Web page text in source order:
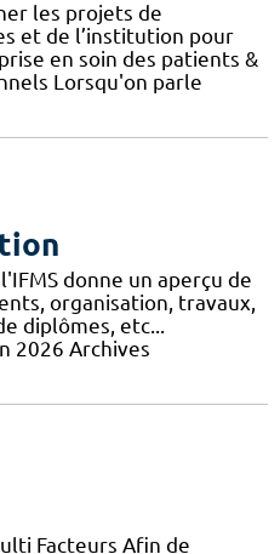
les projets de
et de l’institution pour
en soin des patients &
Lorsqu'on parle
donne un aperçu de
organisation, travaux,
diplômes, etc...
2026 Archives
Facteurs Afin de